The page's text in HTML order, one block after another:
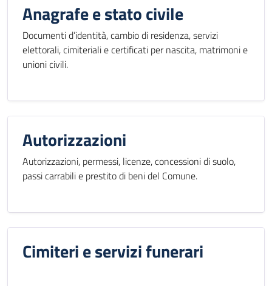
Anagrafe e stato civile
Documenti d’identità, cambio di residenza, servizi
elettorali, cimiteriali e certificati per nascita, matrimoni e
unioni civili.
Autorizzazioni
Autorizzazioni, permessi, licenze, concessioni di suolo,
passi carrabili e prestito di beni del Comune.
Cimiteri e servizi funerari